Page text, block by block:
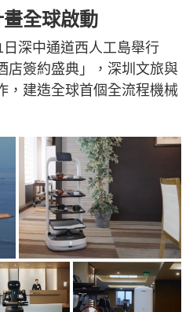
畫全球啟動
深中通道西人工島舉行
店簽約盛典」，深圳文旅與
，建造全球首個全流程機械